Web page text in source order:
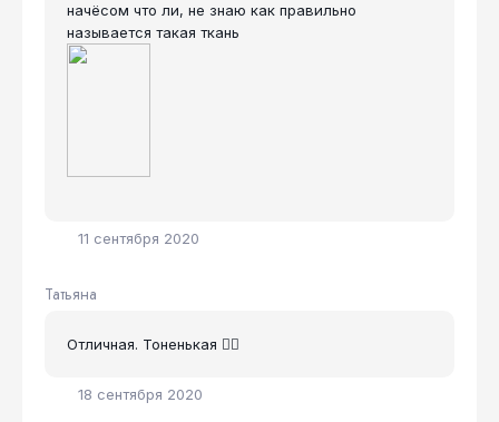
11 сентября 2020
начёсом что ли, не знаю как правильно
называется такая ткань
Татьяна
18 сентября 2020
Отличная. Тоненькая 👍🏻